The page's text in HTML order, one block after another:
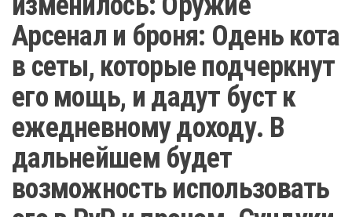
Арсенал и броня: Одень кота
в сеты, которые подчеркнут
его мощь, и дадут буст к
ежедневному доходу. В
дальнейшем будет
возможность использовать